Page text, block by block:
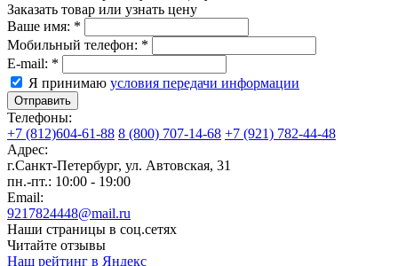
Заказать товар или узнать цену
Ваше имя: *
Мобильный телефон: *
E-mail: *
Я принимаю условия передачи информации
Отправить
Телефоны:
+7 (812)604-61-88 8 (800) 707-14-68 +7 (921) 782-44-48
Адрес:
г.Санкт-Петербург, ул. Автовская, 31
пн.-пт.: 10:00 - 19:00
Email:
9217824448@mail.ru
Наши страницы в соц.сетях
Читайте отзывы
Наш рейтинг в Яндекс